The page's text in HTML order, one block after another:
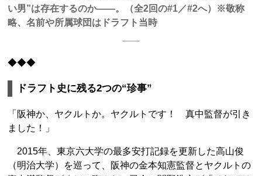
い男”は存在するのか――。（全2回の#1／#2へ）※敬称
略、名前や所属球団はドラフト当時
◆◆◆
ドラフト史に残る2つの“珍事”
「阪神か、ヤクルトか。ヤクルトです！ 真中監督が引き
ました！」
2015年、東京六大学の最多安打記録を更新した高山俊
（明治大学）を巡って、阪神の金本知憲監督とヤクルトの